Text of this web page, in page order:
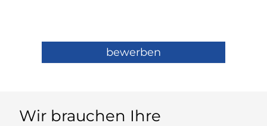
bewerben
Wir brauchen Ihre